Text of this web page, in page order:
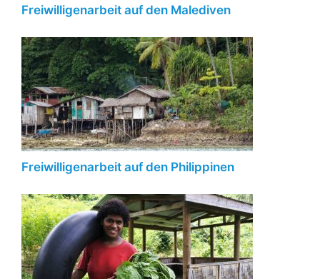
Freiwilligenarbeit auf den Malediven
Freiwilligenarbeit auf den Philippinen